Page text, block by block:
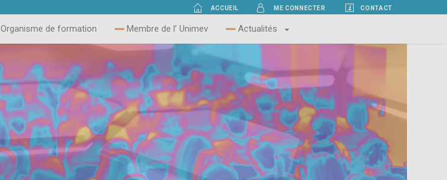
ACCUEIL ME CONNECTER CONTACT
Organisme de formation Membre de l’ Unimev Actualités